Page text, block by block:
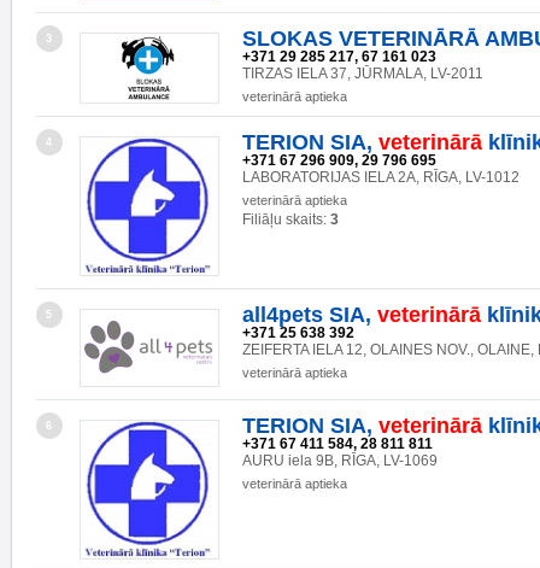
3 SLOKAS VETERINĀRĀ
+371 29 285 217, 67 161 023
TIRZAS IELA 37, JŪRMALA, LV-2011
veterinārā aptieka
4 TERION SIA, veterinārā
+371 67 296 909, 29 796 695
LABORATORIJAS IELA 2A, RĪGA, LV-1012
veterinārā aptieka
Filiāļu skaits: 3
5 all4pets SIA, veterinārā
+371 25 638 392
ZEIFERTA IELA 12, OLAINES NOV., OLAINE,
veterinārā aptieka
6 TERION SIA, veterinārā
+371 67 411 584, 28 811 811
AURU iela 9B, RĪGA, LV-1069
veterinārā aptieka